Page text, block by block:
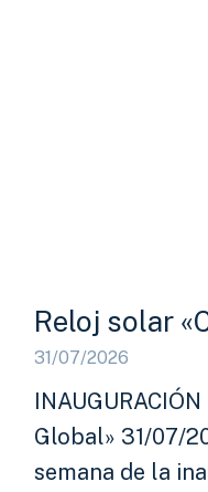
Reloj solar
31/07/2026
Global» 31/07/
semana de la